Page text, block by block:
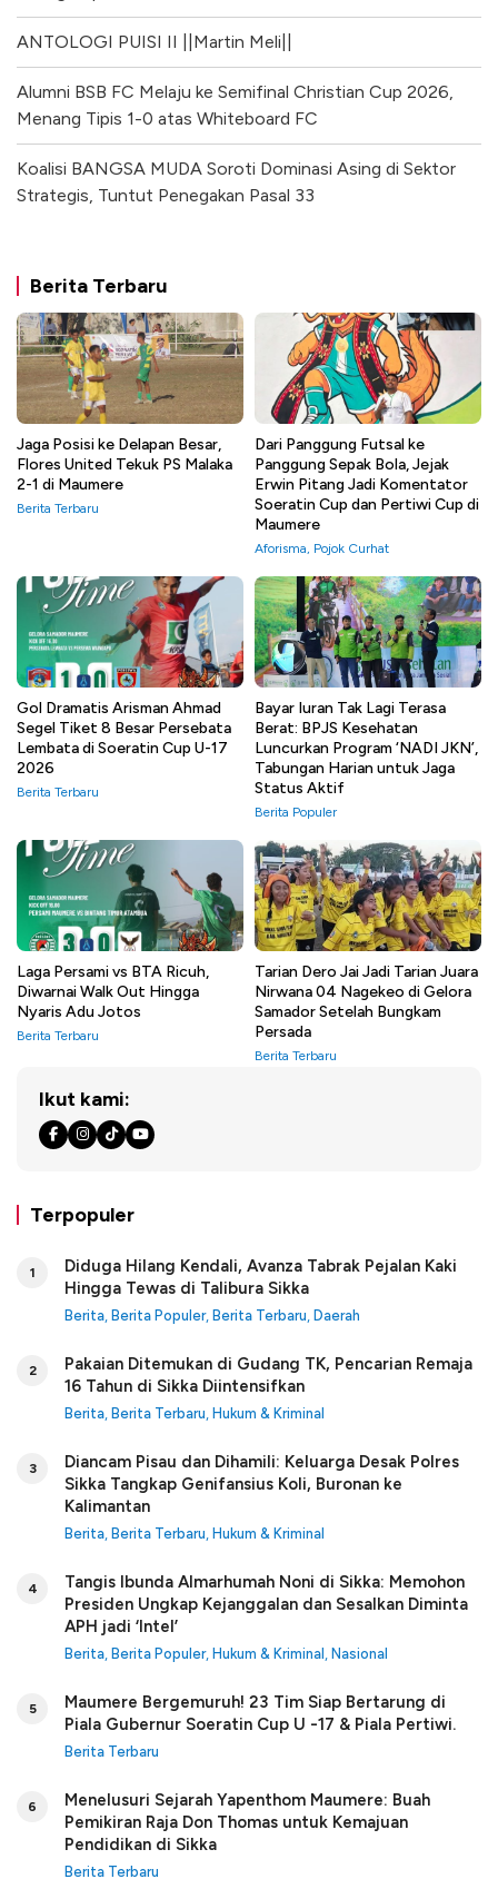
ANTOLOGI PUISI II ||Martin Meli||
Alumni BSB FC Melaju ke Semifinal Christian Cup 2026,
Menang Tipis 1-0 atas Whiteboard FC
Koalisi BANGSA MUDA Soroti Dominasi Asing di Sektor
Strategis, Tuntut Penegakan Pasal 33
Berita Terbaru
Jaga Posisi ke Delapan Besar,
Flores United Tekuk PS Malaka
2-1 di Maumere
Berita Terbaru
Dari Panggung Futsal ke
Panggung Sepak Bola, Jejak
Erwin Pitang Jadi Komentator
Soeratin Cup dan Pertiwi Cup di
Maumere
Aforisma, Pojok Curhat
Gol Dramatis Arisman Ahmad
Segel Tiket 8 Besar Persebata
Lembata di Soeratin Cup U-17
2026
Berita Terbaru
Bayar Iuran Tak Lagi Terasa
Berat: BPJS Kesehatan
Luncurkan Program ‘NADI JKN’,
Tabungan Harian untuk Jaga
Status Aktif
Berita Populer
Laga Persami vs BTA Ricuh,
Diwarnai Walk Out Hingga
Nyaris Adu Jotos
Berita Terbaru
Tarian Dero Jai Jadi Tarian Juara
Nirwana 04 Nagekeo di Gelora
Samador Setelah Bungkam
Persada
Berita Terbaru
Ikut kami:
Terpopuler
1
Diduga Hilang Kendali, Avanza Tabrak Pejalan Kaki
Hingga Tewas di Talibura Sikka
Berita Berita Populer, Berita Terbaru Daerah
2
Pakaian Ditemukan di Gudang TK, Pencarian Remaja
16 Tahun di Sikka Diintensifkan
Berita Berita Terbaru Hukum & Kriminal
3
Diancam Pisau dan Dihamili: Keluarga Desak Polres
Sikka Tangkap Genifansius Koli, Buronan ke
Kalimantan
Berita Berita Terbaru Hukum & Kriminal
4
Tangis Ibunda Almarhumah Noni di Sikka: Memohon
Presiden Ungkap Kejanggalan dan Sesalkan Diminta
APH jadi ‘Intel’
Berita Berita Populer, Hukum & Kriminal Nasional
5
Maumere Bergemuruh! 23 Tim Siap Bertarung di
Piala Gubernur Soeratin Cup U -17 & Piala Pertiwi.
Berita Terbaru
6
Menelusuri Sejarah Yapenthom Maumere: Buah
Pemikiran Raja Don Thomas untuk Kemajuan
Pendidikan di Sikka
Berita Terbaru